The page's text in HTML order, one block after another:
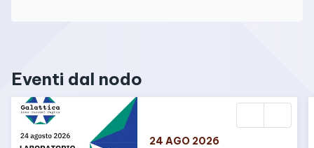
Eventi dal nodo
24 AGO 2026